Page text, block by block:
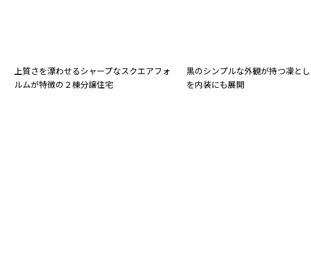
上質さを漂わせるシャープなスクエアフォ
ルムが特徴の２棟分譲住宅
黒のシンプルな外観が持つ凜と
を内装にも展開